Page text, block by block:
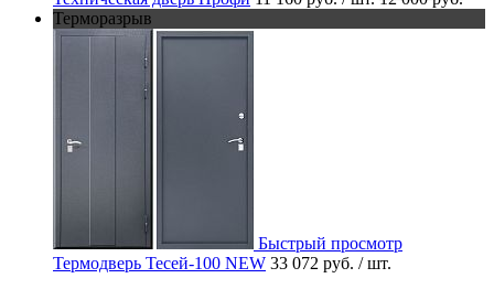
Терморазрыв
Быстрый просмотр
Термодверь Тесей-100 NEW 33 072 руб. / шт.